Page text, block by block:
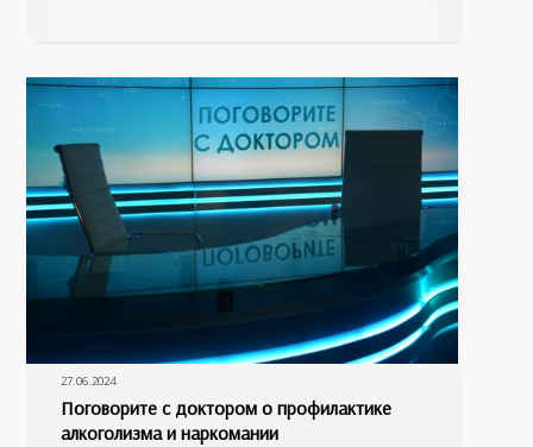
27.06.2024
Поговорите с доктором о профилактике
алкоголизма и наркомании